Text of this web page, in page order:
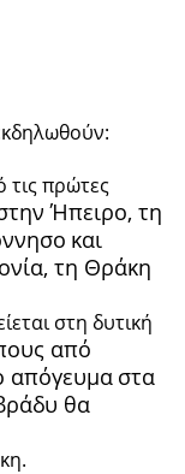
πρώτες
Ήπειρο, τη
και
τη Θράκη
στη δυτική
από
απόγευμα στα
θα